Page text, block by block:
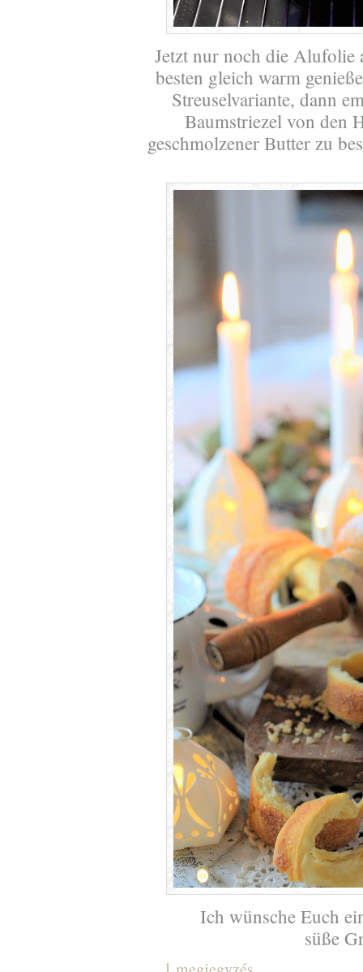
Jetzt nur noch die Alufolie
besten gleich warm
Streuselvariante, dann
Baumstriezel von den
geschmolzener Butter zu
Ich wünsche Euch
süße